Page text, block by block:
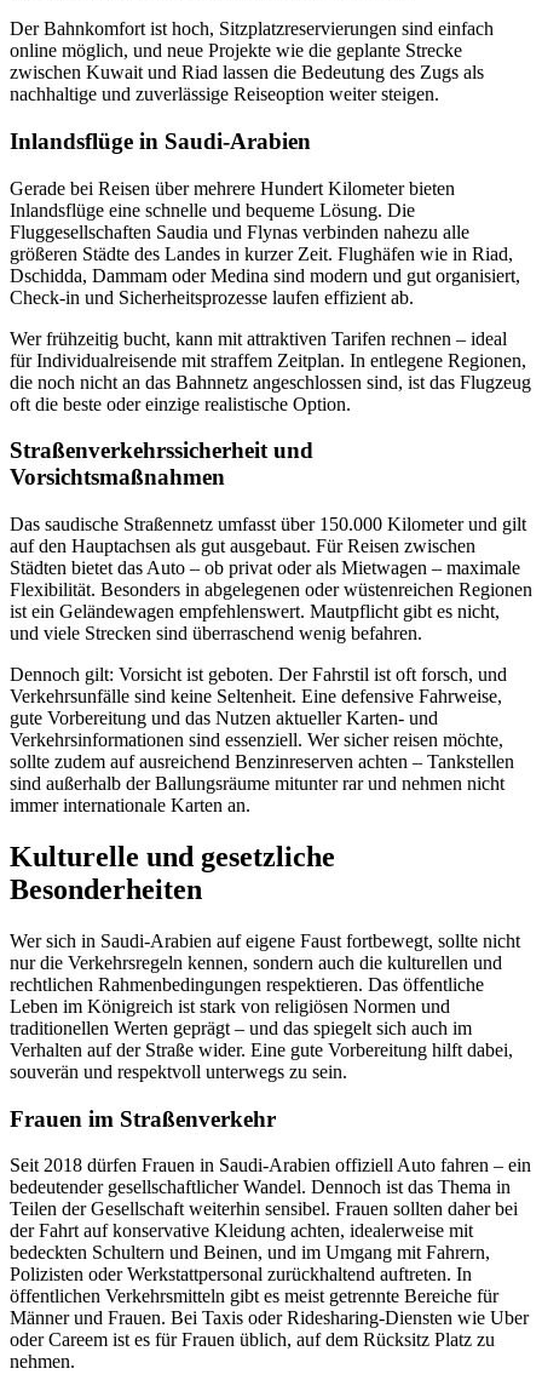
Der Bahnkomfort ist hoch, Sitzplatzreservierungen sind einfach
online möglich, und neue Projekte wie die geplante Strecke
zwischen Kuwait und Riad lassen die Bedeutung des Zugs als
nachhaltige und zuverlässige Reiseoption weiter steigen.
Inlandsflüge in Saudi-Arabien
Gerade bei Reisen über mehrere Hundert Kilometer bieten
Inlandsflüge eine schnelle und bequeme Lösung. Die
Fluggesellschaften Saudia und Flynas verbinden nahezu alle
größeren Städte des Landes in kurzer Zeit. Flughäfen wie in Riad,
Dschidda, Dammam oder Medina sind modern und gut organisiert,
Check-in und Sicherheitsprozesse laufen effizient ab.
Wer frühzeitig bucht, kann mit attraktiven Tarifen rechnen – ideal
für Individualreisende mit straffem Zeitplan. In entlegene Regionen,
die noch nicht an das Bahnnetz angeschlossen sind, ist das Flugzeug
oft die beste oder einzige realistische Option.
Straßenverkehrssicherheit und
Vorsichtsmaßnahmen
Das saudische Straßennetz umfasst über 150.000 Kilometer und gilt
auf den Hauptachsen als gut ausgebaut. Für Reisen zwischen
Städten bietet das Auto – ob privat oder als Mietwagen – maximale
Flexibilität. Besonders in abgelegenen oder wüstenreichen Regionen
ist ein Geländewagen empfehlenswert. Mautpflicht gibt es nicht,
und viele Strecken sind überraschend wenig befahren.
Dennoch gilt: Vorsicht ist geboten. Der Fahrstil ist oft forsch, und
Verkehrsunfälle sind keine Seltenheit. Eine defensive Fahrweise,
gute Vorbereitung und das Nutzen aktueller Karten- und
Verkehrsinformationen sind essenziell. Wer sicher reisen möchte,
sollte zudem auf ausreichend Benzinreserven achten – Tankstellen
sind außerhalb der Ballungsräume mitunter rar und nehmen nicht
immer internationale Karten an.
Kulturelle und gesetzliche
Besonderheiten
Wer sich in Saudi-Arabien auf eigene Faust fortbewegt, sollte nicht
nur die Verkehrsregeln kennen, sondern auch die kulturellen und
rechtlichen Rahmenbedingungen respektieren. Das öffentliche
Leben im Königreich ist stark von religiösen Normen und
traditionellen Werten geprägt – und das spiegelt sich auch im
Verhalten auf der Straße wider. Eine gute Vorbereitung hilft dabei,
souverän und respektvoll unterwegs zu sein.
Frauen im Straßenverkehr
Seit 2018 dürfen Frauen in Saudi-Arabien offiziell Auto fahren – ein
bedeutender gesellschaftlicher Wandel. Dennoch ist das Thema in
Teilen der Gesellschaft weiterhin sensibel. Frauen sollten daher bei
der Fahrt auf konservative Kleidung achten, idealerweise mit
bedeckten Schultern und Beinen, und im Umgang mit Fahrern,
Polizisten oder Werkstattpersonal zurückhaltend auftreten. In
öffentlichen Verkehrsmitteln gibt es meist getrennte Bereiche für
Männer und Frauen. Bei Taxis oder Ridesharing-Diensten wie Uber
oder Careem ist es für Frauen üblich, auf dem Rücksitz Platz zu
nehmen.